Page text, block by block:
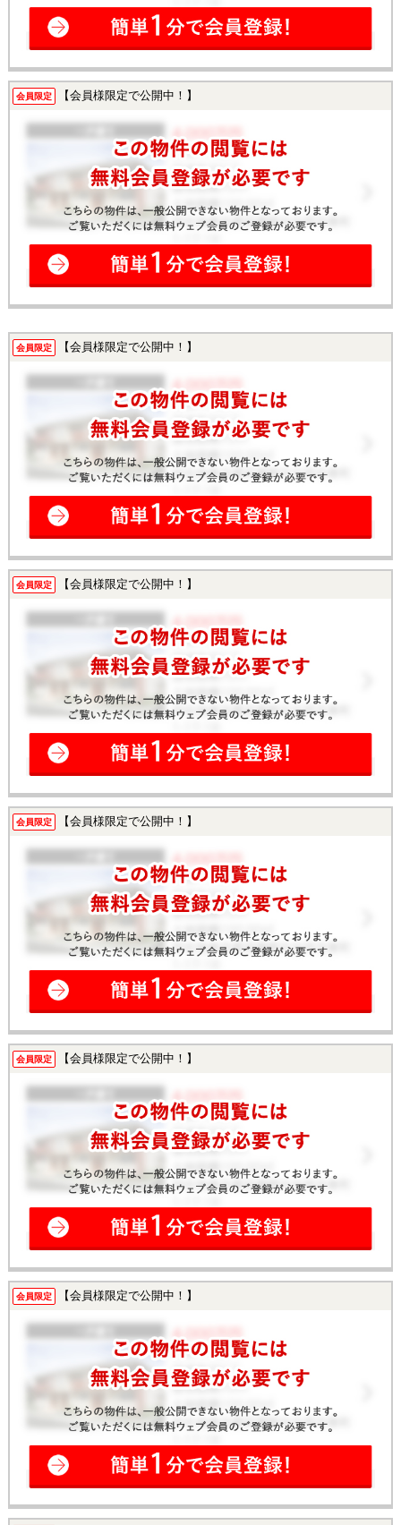
会員限定 【会員様限定で公開中！】
会員限定 【会員様限定で公開中！】
会員限定 【会員様限定で公開中！】
会員限定 【会員様限定で公開中！】
会員限定 【会員様限定で公開中！】
会員限定 【会員様限定で公開中！】